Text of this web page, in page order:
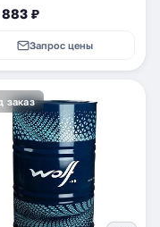
883 ₽
Запрос цены
заказ